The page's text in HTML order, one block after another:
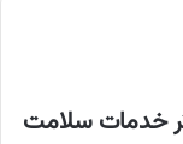
خدمات سلامت